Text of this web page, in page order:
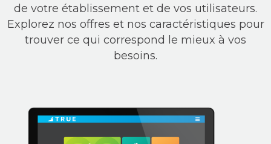
de votre établissement et de vos utilisateurs.
Explorez nos offres et nos caractéristiques pour
trouver ce qui correspond le mieux à vos
besoins.